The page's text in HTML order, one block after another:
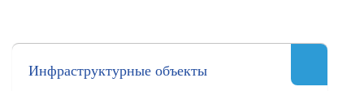
Инфраструктурные объекты